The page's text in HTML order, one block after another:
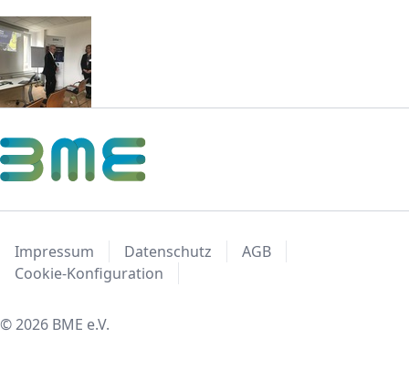
Impressum Datenschutz
AGB
Cookie-Konfiguration
© 2026 BME e.V.